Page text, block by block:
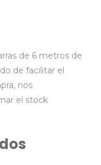
de 6 metros de
de facilitar el
nos
el stock